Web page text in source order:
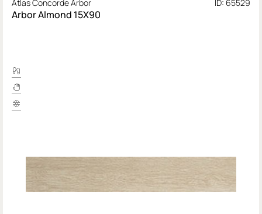
Atlas Concorde Arbor ID: 65529
Arbor Almond 15X90